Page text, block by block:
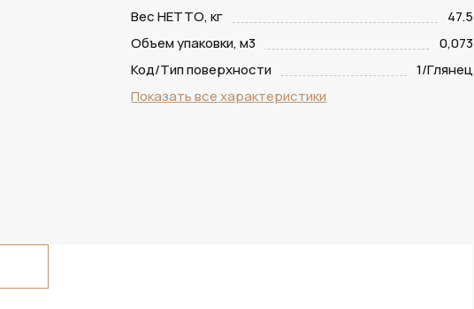
Вес НЕТТО, кг
47.5
Объем упаковки, м3
0,073
Код/Тип поверхности
1/Глянец
Показать все характеристики